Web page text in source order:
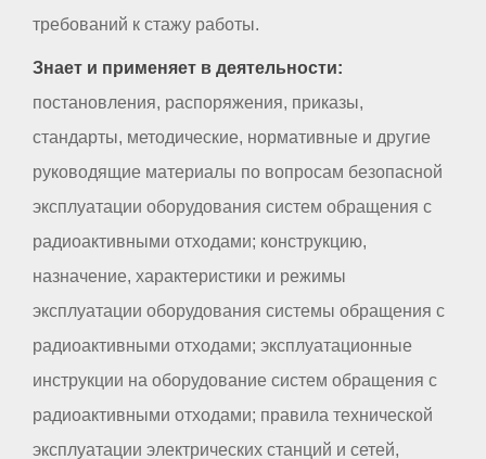
требований к стажу работы.
Знает и применяет в деятельности:
постановления, распоряжения, приказы,
стандарты, методические, нормативные и другие
руководящие материалы по вопросам безопасной
эксплуатации оборудования систем обращения с
радиоактивными отходами; конструкцию,
назначение, характеристики и режимы
эксплуатации оборудования системы обращения с
радиоактивными отходами; эксплуатационные
инструкции на оборудование систем обращения с
радиоактивными отходами; правила технической
эксплуатации электрических станций и сетей,